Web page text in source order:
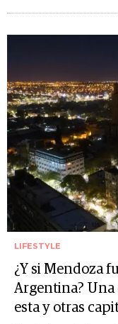
LIFESTYLE
¿Y si Mendoza
Argentina?
esta y otras